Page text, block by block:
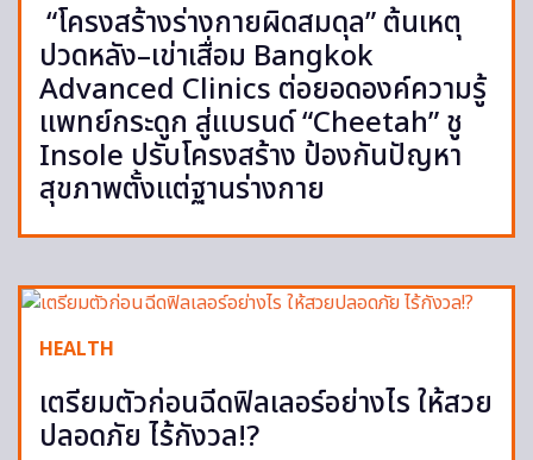
“โครงสร้างร่างกายผิดสมดุล” ต้นเหตุ
ปวดหลัง–เข่าเสื่อม Bangkok
Advanced Clinics ต่อยอดองค์ความรู้
แพทย์กระดูก สู่แบรนด์ “Cheetah” ชู
Insole ปรับโครงสร้าง ป้องกันปัญหา
สุขภาพตั้งแต่ฐานร่างกาย
HEALTH
เตรียมตัวก่อนฉีดฟิลเลอร์อย่างไร ให้สวย
ปลอดภัย ไร้กังวล!?